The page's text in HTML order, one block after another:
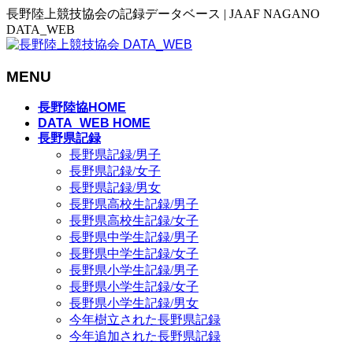
長野陸上競技協会の記録データベース | JAAF NAGANO
DATA_WEB
MENU
長野陸協HOME
DATA_WEB HOME
長野県記録
長野県記録/男子
長野県記録/女子
長野県記録/男女
長野県高校生記録/男子
長野県高校生記録/女子
長野県中学生記録/男子
長野県中学生記録/女子
長野県小学生記録/男子
長野県小学生記録/女子
長野県小学生記録/男女
今年樹立された長野県記録
今年追加された長野県記録